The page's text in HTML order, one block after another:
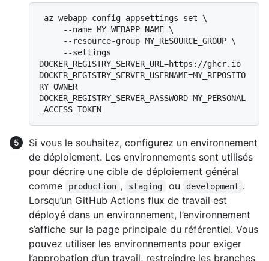
DOCKER_REGISTRY_SERVER_URL=https://ghcr.io
DOCKER_REGISTRY_SERVER_USERNAME=MY_REPOSITO
RY_OWNER
DOCKER_REGISTRY_SERVER_PASSWORD=MY_PERSONAL
Si vous le souhaitez, configurez un environnement
de déploiement. Les environnements sont utilisés
pour décrire une cible de déploiement général
comme
production , staging ou development .
Lorsqu’un GitHub Actions flux de travail est
déployé dans un environnement, l’environnement
s’affiche sur la page principale du référentiel. Vous
pouvez utiliser les environnements pour exiger
l’approbation d’un travail, restreindre les branches